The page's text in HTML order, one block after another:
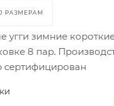
РАЗМЕРАМ
угги зимние
8 пар.
сертифицирован